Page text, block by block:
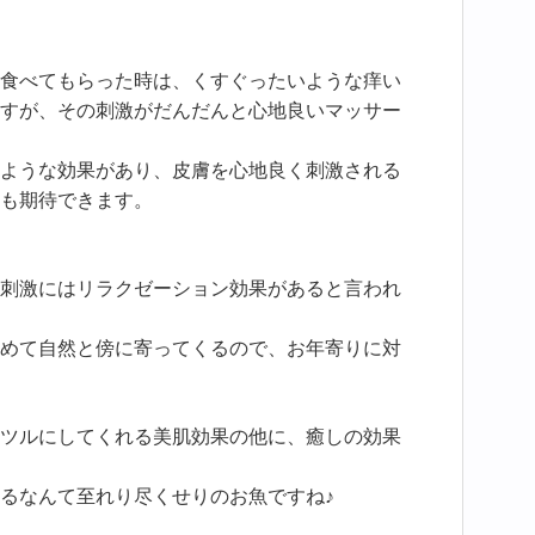
べてもらった時は、くすぐったいような痒い
が、その刺激がだんだんと心地良いマッサー
うな効果があり、皮膚を心地良く刺激される
期待できます。
激にはリラクゼーション効果があると言われ
て自然と傍に寄ってくるので、お年寄りに対
ルにしてくれる美肌効果の他に、癒しの効果
なんて至れり尽くせりのお魚ですね♪